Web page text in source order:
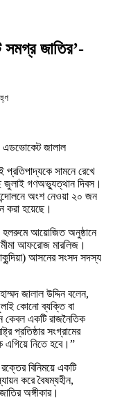
সমগ্র জাতির’-
সামনে রেখে
জুলাই গণঅভ্যুত্থান দিবস।
অংশ নেওয়া ২০ জন
করা হয়েছে।
হলরুমে আয়োজিত অনুষ্ঠানে
আফরোজ মারলিজ।
আসনের সংসদ সদস্য
জালাল উদ্দিন বলেন,
কোনো ব্যক্তি বা
একটি রাজনৈতিক
প্রতিষ্ঠার সংগ্রামের
এগিয়ে নিতে হবে।”
বিনিময়ে একটি
করে বৈষম্যহীন,
অঙ্গীকার।